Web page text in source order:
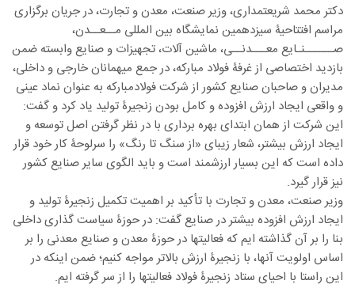
دکتر محمد شریعتمداری، وزیر صنعت، معدن و تجارت، در جریان برگزاری
مراسم افتتاحیۀ سیزدهمین نمایشگاه بین المللی مــعــدن،
صــــــنـایع معـــدنــی، ماشین آلات، تجهیزات و صنایع وابسته ضمن
بازدید اختصاصی از غرفۀ فولاد مبارکه، در جمع میهمانان خارجی و داخلی،
مدیران و صاحبان صنایع کشور از شرکت فولادمبارکه به عنوان نماد عینی
و واقعی ایجاد ارزش افزوده و کامل بودن زنجیرۀ تولید یاد کرد و گفت:
این شرکت از همان ابتدای بهره برداری با در نظر گرفتن اصل توسعه و
ایجاد ارزش بیشتر، شعار زیبای «از سنگ تا رنگ» را سرلوحۀ کار خود قرار
داده است که این بسیار ارزشمند است و باید الگوی سایر صنایع کشور
نیز قرار گیرد.
وزیر صنعت، معدن و تجارت با تأکید بر اهمیت تکمیل زنجیرۀ تولید و
ایجاد ارزش افزوده بیشتر در صنایع گفت: در حوزۀ سیاست گذاری داخلی
بنا را بر آن گذاشته ایم که فعالیتها در حوزۀ معدن و صنایع معدنی را بر
اساس اولویت آنها، با زنجیرۀ ارزش بالاتر مواجه کنیم؛ ضمن اینکه در
این راستا با احیای ستاد زنجیرۀ فولاد فعالیتها را از سر گرفته ایم.